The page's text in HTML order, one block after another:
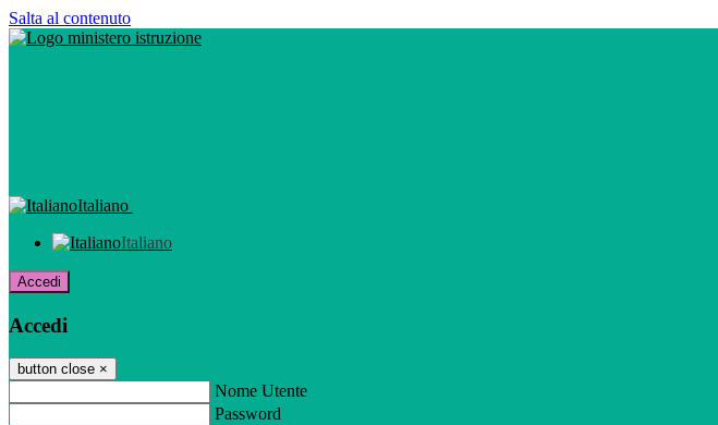
Salta al contenuto
Italiano
Italiano
Accedi
Accedi
button close ×
Nome Utente
Password